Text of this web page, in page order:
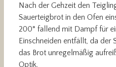
Nach der Gehzeit den
Sauerteigbrot in den Ofen
200° fallend mit Dampf für
Einschneiden entfällt, da der
das Brot unregelmäßig
Optik.